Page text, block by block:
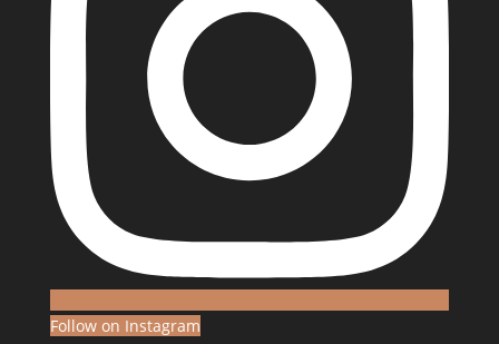
Follow on Instagram